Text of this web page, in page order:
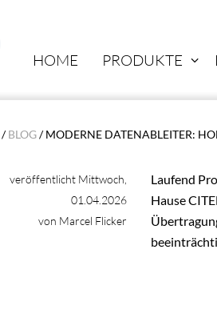
HOME PRODUKTE
/BLOG/ MODERNE DATENABLEITER:
veröffentlicht Mittwoch,
01.04.2026
von Marcel Flicker
Laufend
Hause